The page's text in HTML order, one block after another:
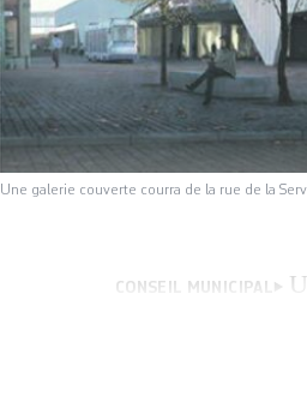
Une galerie couverte courra de la rue de la
CONSEIL MUNICIPAL